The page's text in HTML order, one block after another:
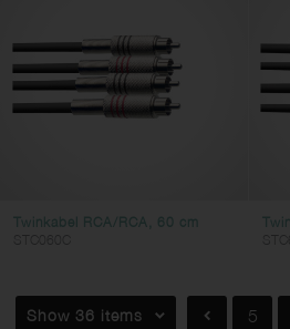
Twinkabel RCA/RCA, 60 cm
Show 36 items 5